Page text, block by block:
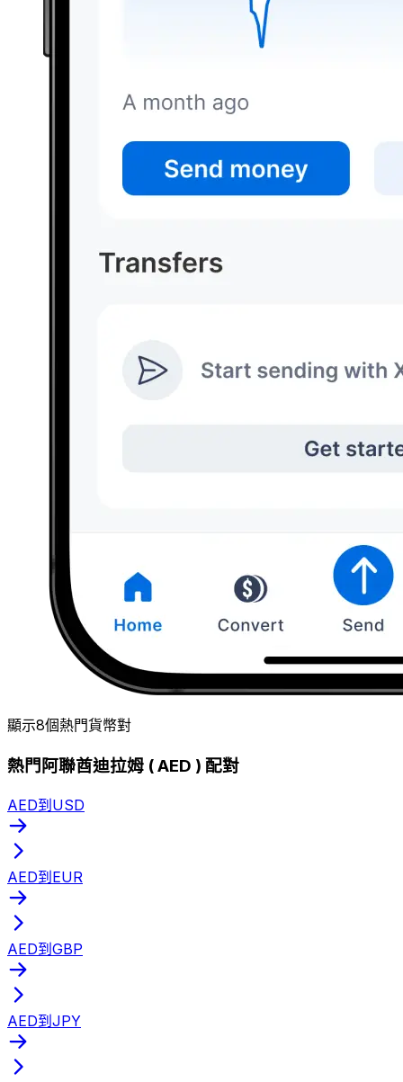
顯示8個熱門貨幣對
熱門阿聯酋迪拉姆 ( AED ) 配對
AED到USD
AED到EUR
AED到GBP
AED到JPY